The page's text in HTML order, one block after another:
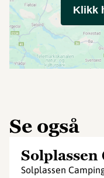
Klikk
Se også
Solplassen
Solplassen